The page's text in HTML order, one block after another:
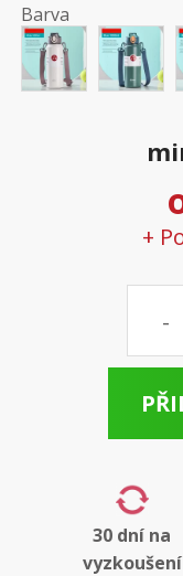
Barva
+
30 dní na
vyzkoušení